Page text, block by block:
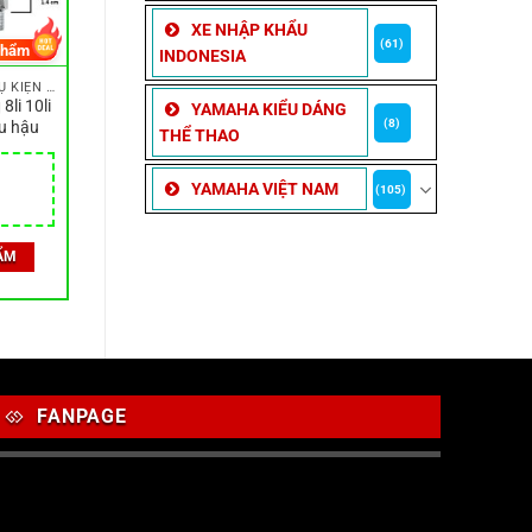
XE NHẬP KHẨU
INDONESIA
(61)
YAMAHA KIỂU DÁNG
THỂ THAO
(8)
YAMAHA VIỆT NAM (105)
ỐC VÍT, CÔNG TẮC & PHỤ KIỆN LẮP ĐẶT NHỎ
8li 10li
hậu
FANPAGE